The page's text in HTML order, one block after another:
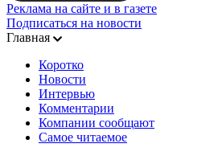
Реклама на сайте и в газете
Подписаться на новости
Главная
Коротко
Новости
Интервью
Комментарии
Компании сообщают
Самое читаемое